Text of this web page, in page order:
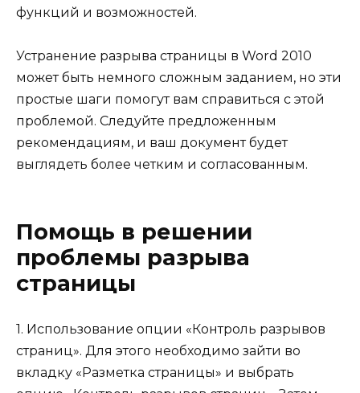
функций и возможностей.
Устранение разрыва страницы в Word 2010
может быть немного сложным заданием, но эти
простые шаги помогут вам справиться с этой
проблемой. Следуйте предложенным
рекомендациям, и ваш документ будет
выглядеть более четким и согласованным.
Помощь в решении
проблемы разрыва
страницы
1. Использование опции «Контроль разрывов
страниц». Для этого необходимо зайти во
вкладку «Разметка страницы» и выбрать